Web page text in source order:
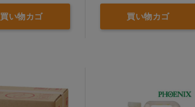
買い物カゴ 買い物カゴ